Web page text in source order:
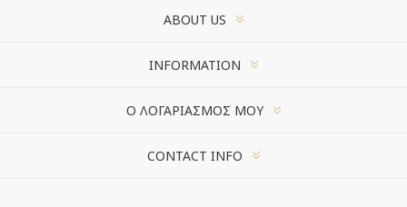
ABOUT US
INFORMATION
Ο ΛΟΓΑΡΙΑΣΜΌΣ ΜΟΥ
CONTACT INFO